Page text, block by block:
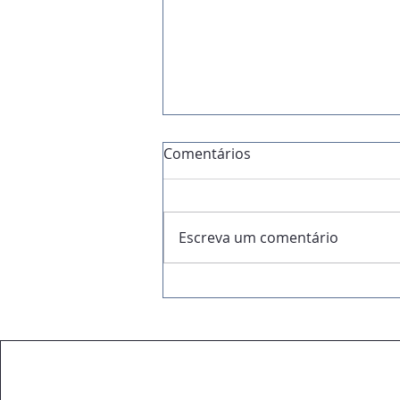
Comentários
Escreva um comentário